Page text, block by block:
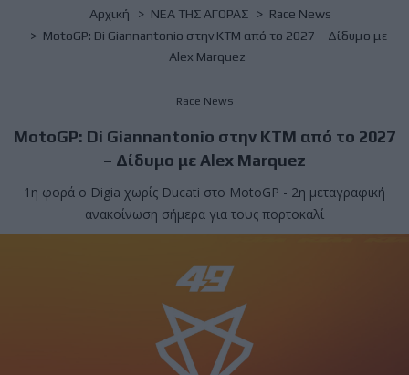
Breadcrumb
Αρχική NΕΑ ΤΗΣ ΑΓΟΡΑΣ
Race News
MotoGP: Di Giannantonio στην KTM από το 2027 – Δίδυμο με
Alex Marquez
Race News
MotoGP: Di Giannantonio στην KTM από το 2027
– Δίδυμο με Alex Marquez
1η φορά ο Digia χωρίς Ducati στο MotoGP - 2η μεταγραφική
ανακοίνωση σήμερα για τους πορτοκαλί